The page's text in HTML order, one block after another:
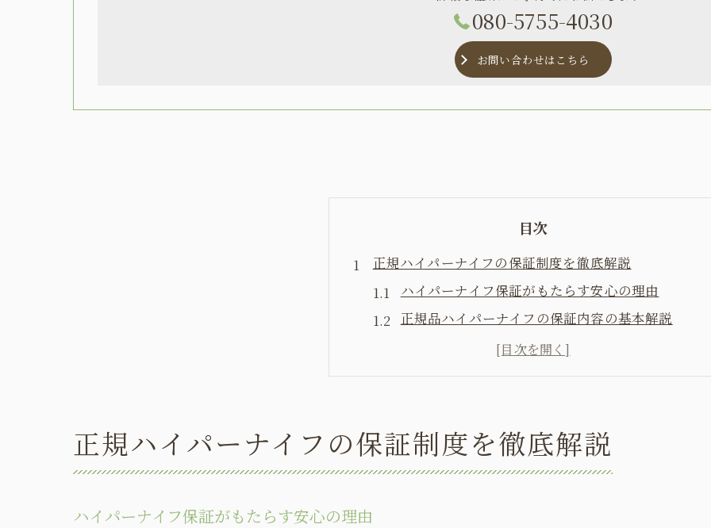
080-5755-4030
お問い合わせはこちら
目次
正規ハイパーナイフの保証制度を徹底解説
ハイパーナイフ保証がもたらす安心の理由
正規品ハイパーナイフの保証内容の基本解説
保証期間や対応範囲の確認ポイント
ハイパーナイフ保証で得られるサポート内容とは
安心して選びたい人のための保証チェック法
ハイパーナイフ保証付きサロンの見極め方
正規ハイパーナイフの保証制度を徹底解説
ハイパーナイフ保証がもたらす安心の理由